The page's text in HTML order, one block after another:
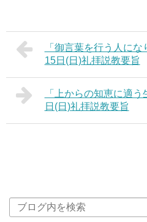
「御言葉を行う人に
15日(日)礼拝説教要旨
「上からの知恵に適
日(日)礼拝説教要旨